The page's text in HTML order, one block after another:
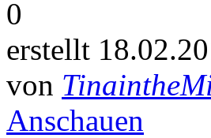
0
erstellt
von
Anschauen